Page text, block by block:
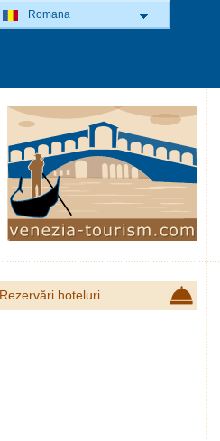
Rezervări hoteluri
Romana